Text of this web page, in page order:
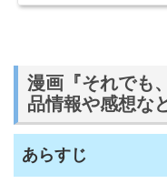
漫画『それでも
品情報や感想な
あらすじ